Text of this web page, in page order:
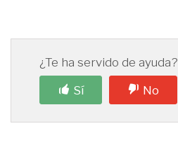
¿Te ha servido de ayuda?
Sí
No